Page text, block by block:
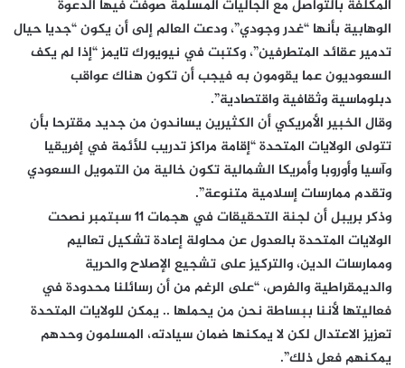
المكلفة بالتواصل مع الجاليات المسلمة صوفت فيها الدعوة
الوهابية بأنها “غدر وجودي”، ودعت العالم إلى أن يكون “جديا حيال
تدمير عقائد المتطرفين”، وكتبت في نيويورك تايمز “إذا لم يكف
السعوديون عما يقومون به فيجب أن تكون هناك عواقب
دبلوماسية وثقافية واقتصادية”.
وقال الخبير الأمريكي أن الكثيرين يساندون من جديد مقترحا بأن
تتولى الولايات المتحدة “إقامة مراكز تدريب للأئمة في إفريقيا
وآسيا وأوروبا وأمريكا الشمالية تكون خالية من التمويل السعودي
وتقدم ممارسات إسلامية متنوعة”.
وذكر بريبل أن لجنة التحقيقات في هجمات 11 سبتمبر نصحت
الولايات المتحدة بالعدول عن محاولة إعادة تشكيل تعاليم
وممارسات الدين، والتركيز على تشجيع الإصلاح والحرية
والديمقراطية والفرص، “على الرغم من أن رسائلنا محدودة في
فعاليتها لأننا ببساطة نحن من يحملها .. يمكن للولايات المتحدة
تعزيز الاعتدال لكن لا يمكنها ضمان سيادته، المسلمون وحدهم
يمكنهم فعل ذلك”.